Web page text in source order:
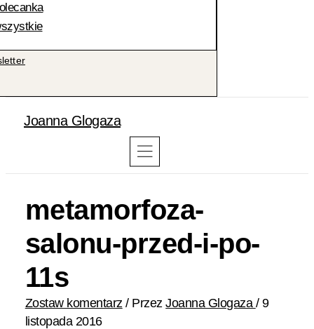
Joanna Glogaza
metamorfoza-
salonu-przed-i-po-
11s
Zostaw komentarz / PrzezJoanna Glogaza / 9
listopada 2016